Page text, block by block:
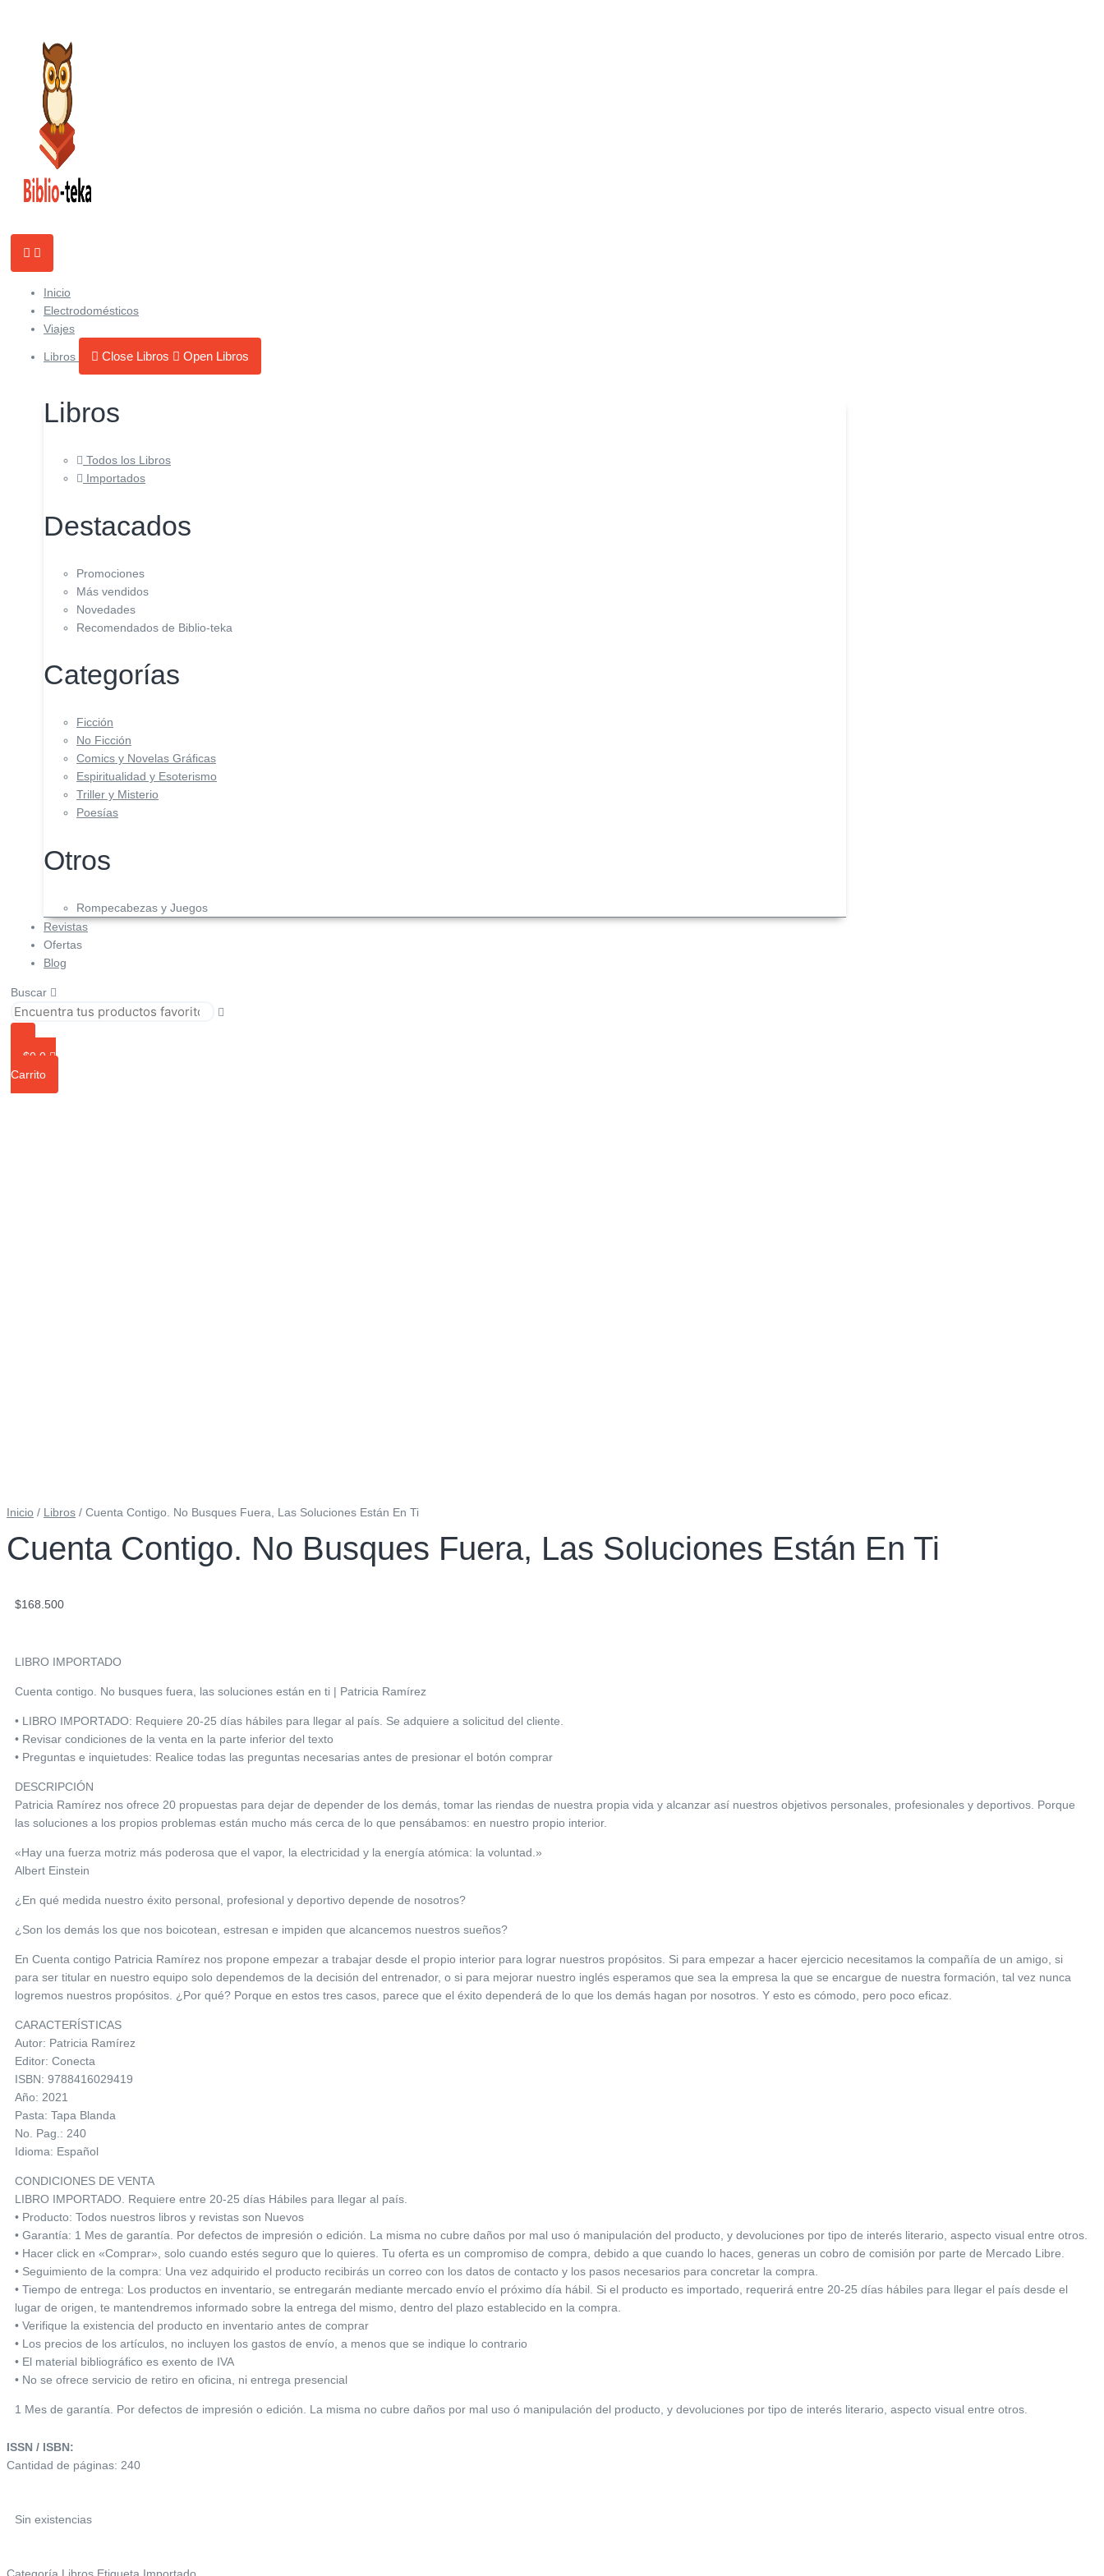
contenido
Inicio
Electrodomésticos
Viajes
Libros Close Libros Open Libros
Libros
Todos los Libros
Importados
Destacados
Promociones
Más vendidos
Novedades
Recomendados de Biblio-teka
Categorías
Ficción
No Ficción
Comics y Novelas Gráficas
Espiritualidad y Esoterismo
Triller y Misterio
Poesías
Otros
Rompecabezas y Juegos
Revistas
Ofertas
Blog
Buscar
$0 0
Carrito
Inicio / Libros / Cuenta Contigo. No Busques Fuera, Las Soluciones Están En Ti
Cuenta Contigo. No Busques Fuera, Las Soluciones Están En Ti
$168.500
LIBRO IMPORTADO
Cuenta contigo. No busques fuera, las soluciones están en ti | Patricia Ramírez
• LIBRO IMPORTADO: Requiere 20-25 días hábiles para llegar al país. Se adquiere a solicitud del cliente.
• Revisar condiciones de la venta en la parte inferior del texto
• Preguntas e inquietudes: Realice todas las preguntas necesarias antes de presionar el botón comprar
DESCRIPCIÓN
Patricia Ramírez nos ofrece 20 propuestas para dejar de depender de los demás, tomar las riendas de nuestra propia vida y alcanzar así nuestros objetivos personales, profesionales y deportivos. Porque
las soluciones a los propios problemas están mucho más cerca de lo que pensábamos: en nuestro propio interior.
«Hay una fuerza motriz más poderosa que el vapor, la electricidad y la energía atómica: la voluntad.»
Albert Einstein
¿En qué medida nuestro éxito personal, profesional y deportivo depende de nosotros?
¿Son los demás los que nos boicotean, estresan e impiden que alcancemos nuestros sueños?
En Cuenta contigo Patricia Ramírez nos propone empezar a trabajar desde el propio interior para lograr nuestros propósitos. Si para empezar a hacer ejercicio necesitamos la compañía de un amigo, si
para ser titular en nuestro equipo solo dependemos de la decisión del entrenador, o si para mejorar nuestro inglés esperamos que sea la empresa la que se encargue de nuestra formación, tal vez nunca
logremos nuestros propósitos. ¿Por qué? Porque en estos tres casos, parece que el éxito dependerá de lo que los demás hagan por nosotros. Y esto es cómodo, pero poco eficaz.
CARACTERÍSTICAS
Autor: Patricia Ramírez
Editor: Conecta
ISBN: 9788416029419
Año: 2021
Pasta: Tapa Blanda
No. Pag.: 240
Idioma: Español
CONDICIONES DE VENTA
LIBRO IMPORTADO. Requiere entre 20-25 días Hábiles para llegar al país.
• Producto: Todos nuestros libros y revistas son Nuevos
• Garantía: 1 Mes de garantía. Por defectos de impresión o edición. La misma no cubre daños por mal uso ó manipulación del producto, y devoluciones por tipo de interés literario, aspecto visual entre otros.
• Hacer click en «Comprar», solo cuando estés seguro que lo quieres. Tu oferta es un compromiso de compra, debido a que cuando lo haces, generas un cobro de comisión por parte de Mercado Libre.
• Seguimiento de la compra: Una vez adquirido el producto recibirás un correo con los datos de contacto y los pasos necesarios para concretar la compra.
• Tiempo de entrega: Los productos en inventario, se entregarán mediante mercado envío el próximo día hábil. Si el producto es importado, requerirá entre 20-25 días hábiles para llegar el país desde el
lugar de origen, te mantendremos informado sobre la entrega del mismo, dentro del plazo establecido en la compra.
• Verifique la existencia del producto en inventario antes de comprar
• Los precios de los artículos, no incluyen los gastos de envío, a menos que se indique lo contrario
• El material bibliográfico es exento de IVA
• No se ofrece servicio de retiro en oficina, ni entrega presencial
1 Mes de garantía. Por defectos de impresión o edición. La misma no cubre daños por mal uso ó manipulación del producto, y devoluciones por tipo de interés literario, aspecto visual entre otros.
ISSN / ISBN:
Cantidad de páginas: 240
Sin existencias
Categoría Libros Etiqueta Importado